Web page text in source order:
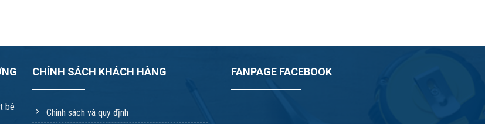
bê
CHÍNH SÁCH KHÁCH HÀNG
Chính sách và quy định
FANPAGE FACEBOOK